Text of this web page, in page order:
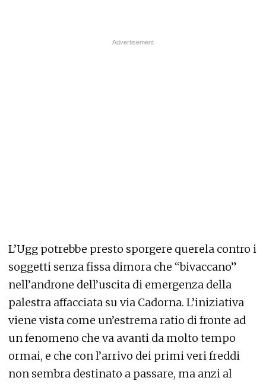
L’Ugg potrebbe presto sporgere querela contro i
soggetti senza fissa dimora che “bivaccano”
nell’androne dell’uscita di emergenza della
palestra affacciata su via Cadorna. L’iniziativa
viene vista come un’estrema ratio di fronte ad
un fenomeno che va avanti da molto tempo
ormai, e che con l’arrivo dei primi veri freddi
non sembra destinato a passare, ma anzi al